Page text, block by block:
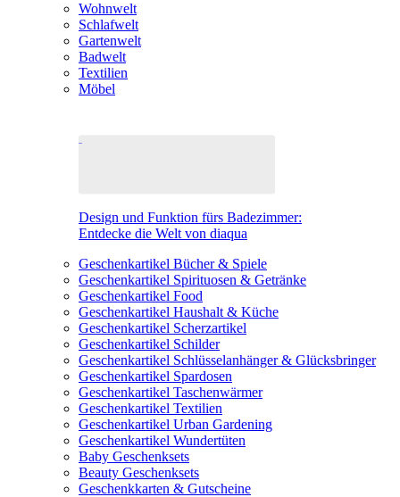
Wohnwelt
Schlafwelt
Gartenwelt
Badwelt
Textilien
Möbel
Design und Funktion fürs Badezimmer:
Entdecke die Welt von diaqua
Geschenkartikel Bücher & Spiele
Geschenkartikel Spirituosen & Getränke
Geschenkartikel Food
Geschenkartikel Haushalt & Küche
Geschenkartikel Scherzartikel
Geschenkartikel Schilder
Geschenkartikel Schlüsselanhänger & Glücksbringer
Geschenkartikel Spardosen
Geschenkartikel Taschenwärmer
Geschenkartikel Textilien
Geschenkartikel Urban Gardening
Geschenkartikel Wundertüten
Baby Geschenksets
Beauty Geschenksets
Geschenkkarten & Gutscheine